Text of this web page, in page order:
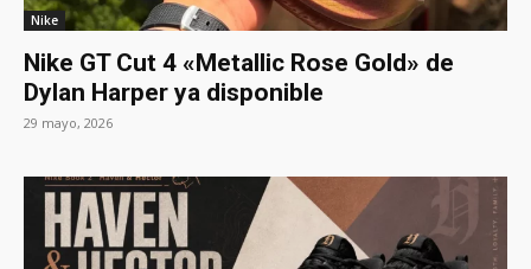
Nike
Nike GT Cut 4 «Metallic Rose Gold» de
Dylan Harper ya disponible
29 mayo, 2026